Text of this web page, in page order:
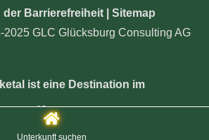
der Barrierefreiheit | Sitemap
GLC Glücksburg Consulting AG
ist eine Destination im
Unterkunft suchen